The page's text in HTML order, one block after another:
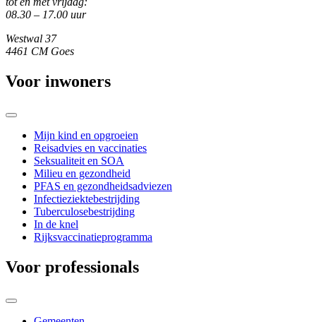
08.30 – 17.00 uur
Westwal 37
4461 CM Goes
Voor inwoners
Mijn kind en opgroeien
Reisadvies en vaccinaties
Seksualiteit en SOA
Milieu en gezondheid
PFAS en gezondheidsadviezen
Infectieziektebestrijding
Tuberculosebestrijding
In de knel
Rijksvaccinatieprogramma
Voor professionals